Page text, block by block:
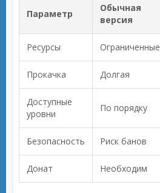
Параметр
Обычная
версия
Ресурсы Ограниченные
Прокачка Долгая
Доступные
уровни
По порядку
Безопасность Риск банов
Донат Необходим